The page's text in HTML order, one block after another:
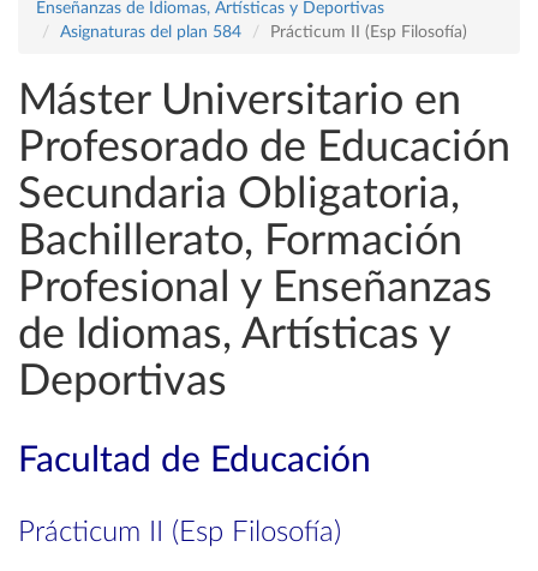
Enseñanzas de Idiomas, Artísticas y Deportivas
Asignaturas del plan 584
Prácticum II (Esp Filosofía)
Máster Universitario en
Profesorado de Educación
Secundaria Obligatoria,
Bachillerato, Formación
Profesional y Enseñanzas
de Idiomas, Artísticas y
Deportivas
Facultad de Educación
Prácticum II (Esp Filosofía)